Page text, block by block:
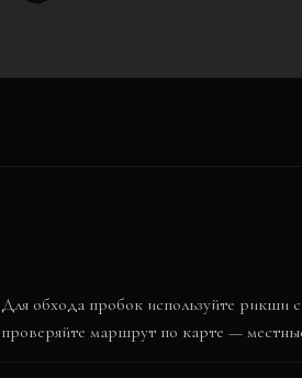
Для обхода пробок используйте рикши
проверяйте маршрут по карте —